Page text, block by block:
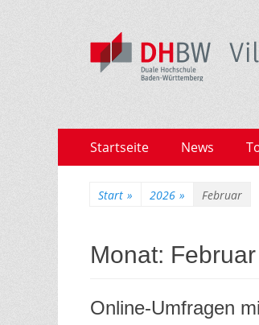
Primäres
Menü
Inhalt
Startseite News
Start » 2026 » Februar
Monat:
Online-Umfragen